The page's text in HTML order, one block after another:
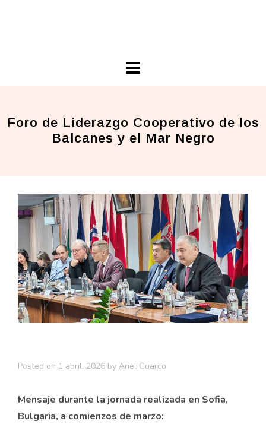
Foro de Liderazgo Cooperativo de los
Balcanes y el Mar Negro
Posted on 1 abril, 2026 by Ariel Guarco
Mensaje durante la jornada realizada en Sofia,
Bulgaria, a comienzos de marzo: